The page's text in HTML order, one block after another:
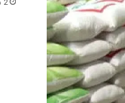
2 ساعت پیش